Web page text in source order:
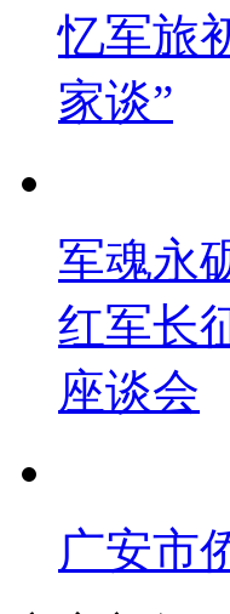
忆军旅
家谈”
军魂永
红军长
座谈会
广安市